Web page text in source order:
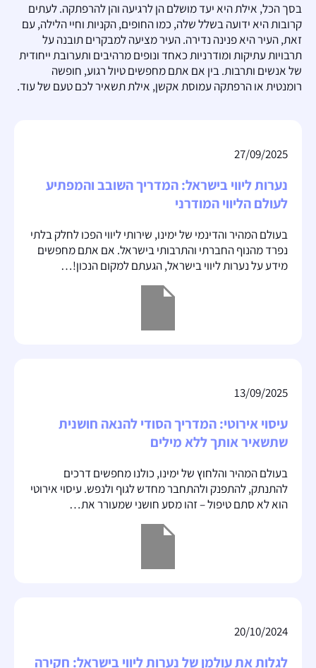
בסך הכל, אילת היא יעד מושלם הן לרגיעה והן להרפתקה. לעתים
קרובות היא ידועה בשלל שלה, כמו החופים, הקניות וחיי הלילה, עם
זאת, העיר היא פנינה נדירה. העיר מציעה למבקרים תובנה על
תרבויות עתיקות ומודרניות כאחד ונופים מרהיבים ותערובת ייחודית
של אנשים ותרבות. בין אם אתם מחפשים טיול רגוע, חופשה
רומנטית או הרפתקה עמוסת אקשן, אילת תשאיר לכם טעם של עוד.
27/09/2025
נערות ליווי בישראל: המדריך השובב והמפתיע
לעולם הליווי המודרני
בעולם המהיר והדינמי של ימינו, שירותי ליווי הפכו לחלק בלתי
נפרד מהנוף החברתי והתרבותי בישראל. אם אתם מחפשים
מידע על נערות ליווי בישראל, הגעתם למקום הנכון!…
13/09/2025
עיסוי אירוטי: המדריך הסודי להנאה חושנית
שתשאיר אותך ללא מילים
בעולם המהיר והלחוץ של ימינו, כולנו מחפשים דרכים
להתנתק, להתפנק ולהתחבר מחדש לגוף ולנפש. עיסוי אירוטי
הוא לא סתם טיפול – זהו מסע חושני שמעורר את…
20/10/2024
לגלות את עולמן של נערות ליווי בישראל: חקירה